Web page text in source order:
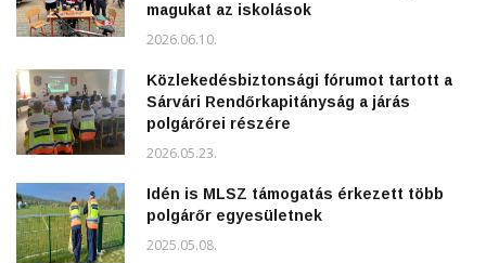
magukat az iskolások
2026.06.10.
Közlekedésbiztonsági fórumot tartott a
Sárvári Rendőrkapitányság a járás
polgárőrei részére
2026.05.23.
Idén is MLSZ támogatás érkezett több
polgárőr egyesületnek
2025.05.08.